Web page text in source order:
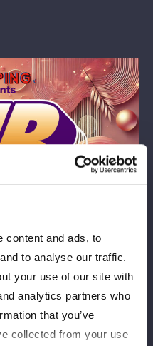
content and ads, to
to analyse our traffic.
your use of our site with
analytics partners who
that you’ve
collected from your use
アプリSTOMPING
は、大変なご好評につき、
ました。
にありがとうございまし
ご了承ください。